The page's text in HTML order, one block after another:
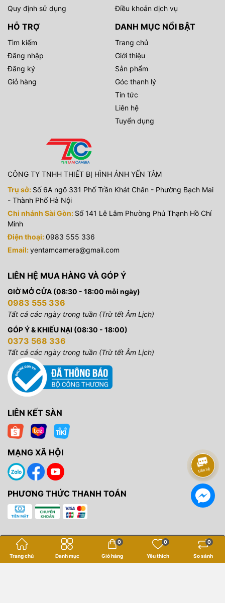
Quy định sử dụng
Điều khoản dịch vụ
HỖ TRỢ
Tìm kiếm
Đăng nhập
Đăng ký
Giỏ hàng
DANH MỤC NỔI BẬT
Trang chủ
Giới thiệu
Sản phẩm
Góc thanh lý
Tin tức
Liên hệ
Tuyển dụng
CÔNG TY TNHH THIẾT BỊ HÌNH ẢNH YẾN TÂM
Trụ sở: Số 6A ngõ 331 Phố Trần Khát Chân - Phường Bạch Mai
- Thành Phố Hà Nội
Chi nhánh Sài Gòn: Số 141 Lê Lâm Phường Phú Thạnh Hồ Chí
Minh
Điện thoại:0983 555 336
Email:yentamcamera@gmail.com
LIÊN HỆ MUA HÀNG VÀ GÓP Ý
GIỜ MỞ CỬA (08:30 - 18:00 mỗi ngày)
0983 555 336
Tất cả các ngày trong tuần (Trừ tết Âm Lịch)
GÓP Ý & KHIẾU NẠI (08:30 - 18:00)
0373 568 336
Tất cả các ngày trong tuần (Trừ tết Âm Lịch)
LIÊN KẾT SÀN
MẠNG XÃ HỘI
PHƯƠNG THỨC THANH TOÁN
Bản quyền thuộc vềYến Tâm Camera
Trang chủ Danh mục Giỏ hàng
0
Yêu thích
0
So sánh
0